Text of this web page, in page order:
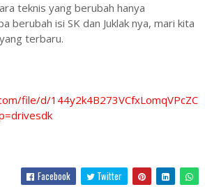
teknis yang berubah hanya
berubah isi SK dan Juklak nya, mari kita
terbaru.
file/d/144y2k4B273VCfxLomqVPcZC
Facebook Twitter